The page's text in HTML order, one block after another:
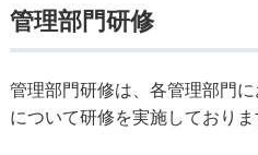
管理部門研修
管理部門研修は、各管理部門
について研修を実施しておりま